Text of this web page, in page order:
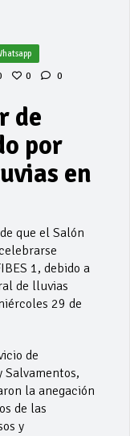
0 0
de
por
en
que el Salón
1, debido a
de lluvias
29 de
de
Salvamentos,
la anegación
de las
y